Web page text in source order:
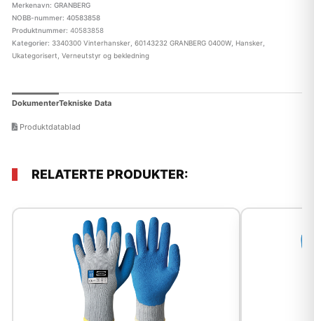
Merkenavn: GRANBERG
NOBB-nummer: 40583858
Produktnummer: 40583858
Kategorier: 3340300 Vinterhansker, 60143232 GRANBERG 0400W, Hansker,
Ukategorisert, Verneutstyr og bekledning
DokumenterTekniske Data
Produktdatablad
RELATERTE PRODUKTER: